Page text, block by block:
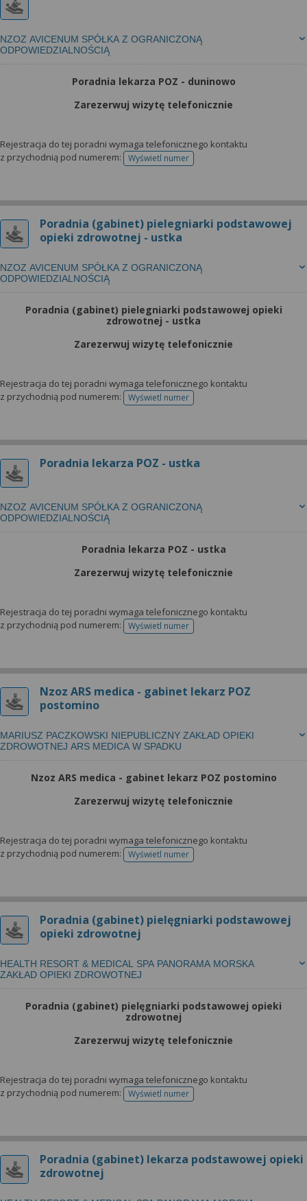
NZOZ AVICENUM SPÓŁKA Z OGRANICZONĄ
ODPOWIEDZIALNOŚCIĄ
Poradnia lekarza POZ - duninowo
Zarezerwuj wizytę telefonicznie
Rejestracja do tej poradni wymaga telefonicznego kontaktu
z przychodnią pod numerem:
Wyświetl numertelefonu do rejestracji
Poradnia (gabinet) pielegniarki podstawowej
opieki zdrowotnej - ustka
NZOZ AVICENUM SPÓŁKA Z OGRANICZONĄ
ODPOWIEDZIALNOŚCIĄ
Poradnia (gabinet) pielegniarki podstawowej opieki
zdrowotnej - ustka
Zarezerwuj wizytę telefonicznie
Rejestracja do tej poradni wymaga telefonicznego kontaktu
z przychodnią pod numerem:
Wyświetl numertelefonu do rejestracji
Poradnia lekarza POZ - ustka
NZOZ AVICENUM SPÓŁKA Z OGRANICZONĄ
ODPOWIEDZIALNOŚCIĄ
Poradnia lekarza POZ - ustka
Zarezerwuj wizytę telefonicznie
Rejestracja do tej poradni wymaga telefonicznego kontaktu
z przychodnią pod numerem:
Wyświetl numertelefonu do rejestracji
Nzoz ARS medica - gabinet lekarz POZ
postomino
MARIUSZ PACZKOWSKI NIEPUBLICZNY ZAKŁAD OPIEKI
ZDROWOTNEJ ARS MEDICA W SPADKU
Nzoz ARS medica - gabinet lekarz POZ postomino
Zarezerwuj wizytę telefonicznie
Rejestracja do tej poradni wymaga telefonicznego kontaktu
z przychodnią pod numerem:
Wyświetl numertelefonu do rejestracji
Poradnia (gabinet) pielęgniarki podstawowej
opieki zdrowotnej
HEALTH RESORT & MEDICAL SPA PANORAMA MORSKA
ZAKŁAD OPIEKI ZDROWOTNEJ
Poradnia (gabinet) pielęgniarki podstawowej opieki
zdrowotnej
Zarezerwuj wizytę telefonicznie
Rejestracja do tej poradni wymaga telefonicznego kontaktu
z przychodnią pod numerem:
Wyświetl numertelefonu do rejestracji
Poradnia (gabinet) lekarza podstawowej opieki
zdrowotnej